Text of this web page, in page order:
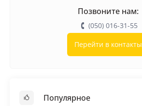
Позвоните нам:
(050) 016-31-55
Перейти в контакты
Популярное